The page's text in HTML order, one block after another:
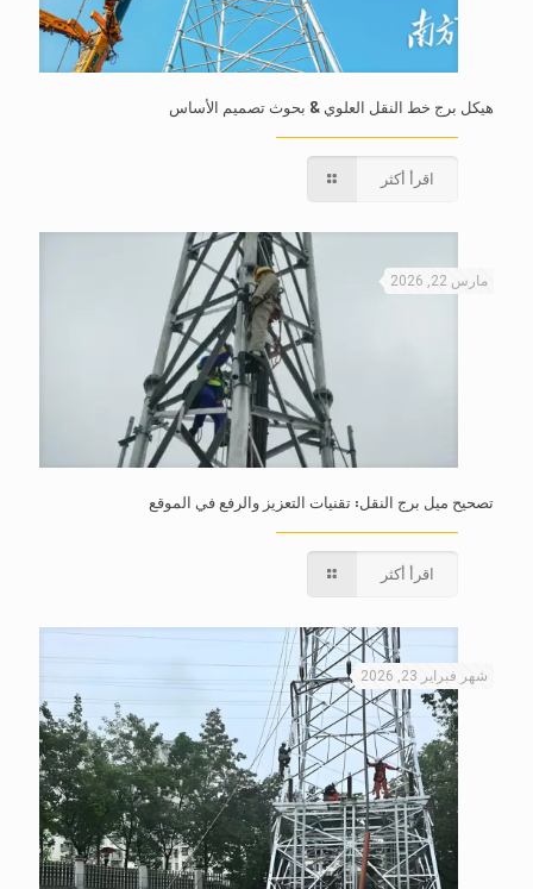
هيكل برج خط النقل العلوي & بحوث تصميم الأساس
اقرأ أكثر
مارس 22, 2026
تصحيح ميل برج النقل: تقنيات التعزيز والرفع في الموقع
اقرأ أكثر
شهر فبراير 23, 2026